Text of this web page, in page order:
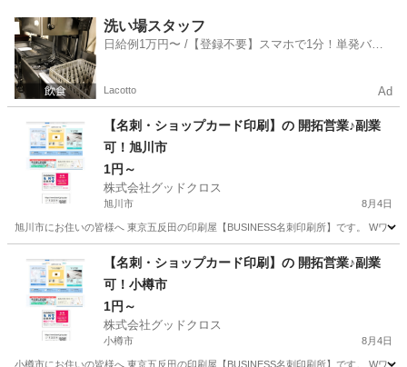
北海道 釧路市 営業 スタッフ
洗い場スタッフ
日給例1万円〜 /【登録不要】スマホで1分！単発バイ
Lacotto Ad
【名刺・ショップカード印刷】の 開拓営業♪副業
可！旭川市
1円～
株式会社グッドクロス
旭川市 8月4日
旭川市にお住いの皆様へ 東京五反田の印刷屋【BUSINESS名刺印刷所】です。 Wワ
営業 スタッフ
【名刺・ショップカード印刷】の 開拓営業♪副業
可！小樽市
1円～
株式会社グッドクロス
小樽市 8月4日
小樽市にお住いの皆様へ 東京五反田の印刷屋【BUSINESS名刺印刷所】です。 Wワ